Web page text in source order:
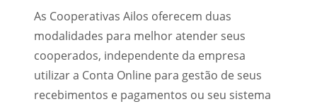
As Cooperativas Ailos oferecem duas
modalidades para melhor atender seus
cooperados, independente da empresa
utilizar a Conta Online para gestão de seus
recebimentos e pagamentos ou seu sistema